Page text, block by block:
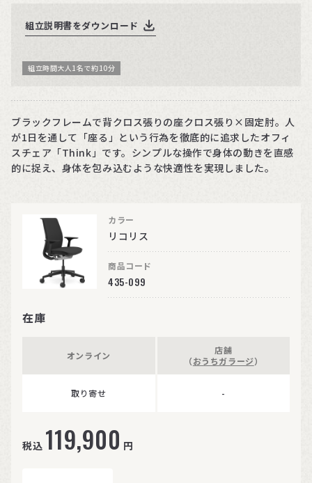
組立説明書をダウンロード
組立時間大人1名で約10分
ブラックフレームで背クロス張りの座クロス張り×固定肘。人
が1日を通して「座る」という行為を徹底的に追求したオフィ
スチェア「Think」です。シンプルな操作で身体の動きを直感
的に捉え、身体を包み込むような快適性を実現しました。
カラー
リコリス
商品コード
435-099
在庫
オンライン
取り寄せ
店舗
（おうちガラージ）
-
税込 119,900 円